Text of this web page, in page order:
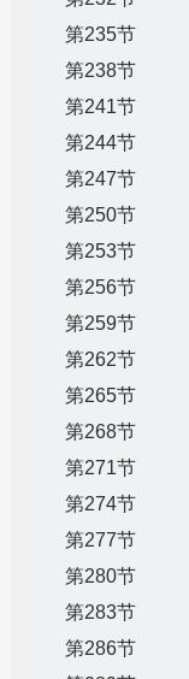
第235节
第238节
第241节
第244节
第247节
第250节
第253节
第256节
第259节
第262节
第265节
第268节
第271节
第274节
第277节
第280节
第283节
第286节